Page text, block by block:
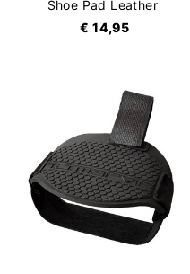
Shoe Pad Leather
€ 14,95